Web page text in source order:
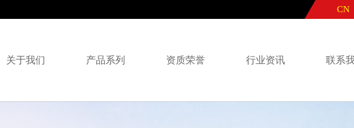
CN
关于我们 产品系列 资质荣誉 行业资讯 联系